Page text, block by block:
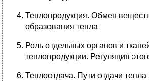
Теплопродукция. Обмен
образования тепла
Роль отдельных органов и
теплопродукции. Регуляция
Теплоотдача. Пути отдачи тепла